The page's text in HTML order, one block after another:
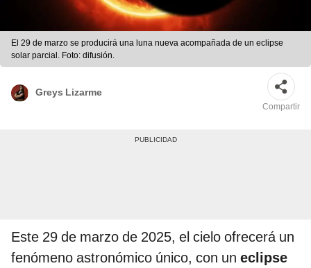
El 29 de marzo se producirá una luna nueva acompañada de un eclipse
solar parcial. Foto: difusión.
Greys Lizarme
Compartir
Este 29 de marzo de 2025, el cielo ofrecerá un
fenómeno astronómico único, con un eclipse